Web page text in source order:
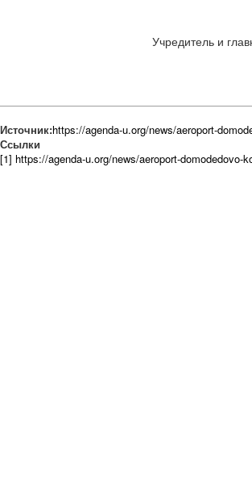
Учредитель и
Источник:https://agenda-u.org/news/aeroport-
Ссылки
[1] https://agenda-u.org/news/aeroport-domodedovo-